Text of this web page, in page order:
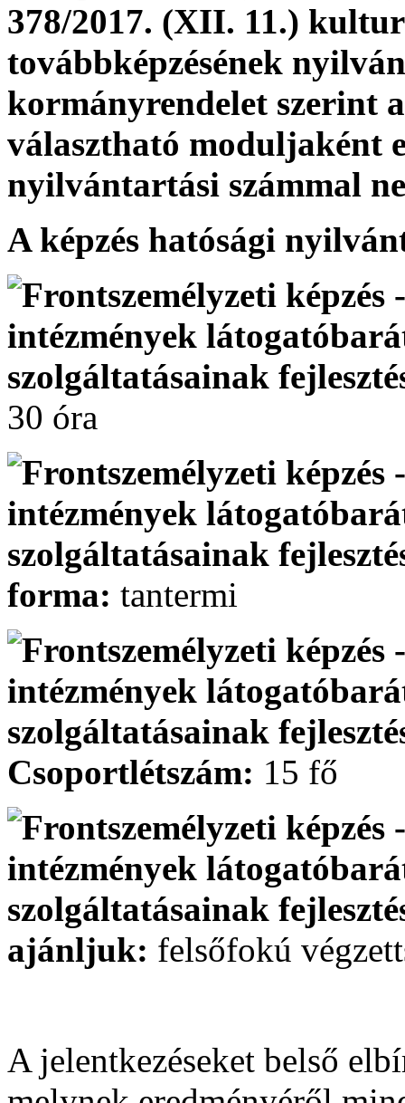
378/2017. (XII. 11.)
továbbképzésének
kormányrendelet szerint
választható moduljaként
nyilvántartási számmal
A képzés hatósági
30 óra
forma: tantermi
Csoportlétszám: 15 fő
ajánljuk: felsőfokú
A jelentkezéseket belső